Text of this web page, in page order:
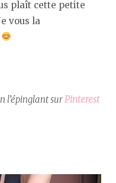
plaît cette petite
vous la
l’épinglant sur Pinterest